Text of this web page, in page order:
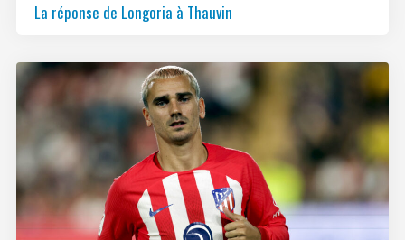
La réponse de Longoria à Thauvin